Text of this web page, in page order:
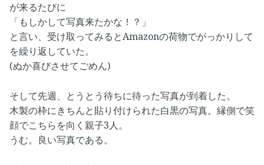
が来るたびに
「もしかして写真来たかな！？」
と言い、受け取ってみるとAmazonの荷物でがっかりして
を繰り返していた。
(ぬか喜びさせてごめん)
そして先週、とうとう待ちに待った写真が到着した。
木製の枠にきちんと貼り付けられた白黒の写真。縁側で笑
顔でこちらを向く親子3人。
うむ。良い写真である。